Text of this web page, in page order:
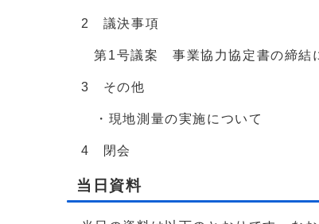
2 議決事項
第1号議案 事業協力協定書の締結
3 その他
・現地測量の実施について
4 閉会
当日資料